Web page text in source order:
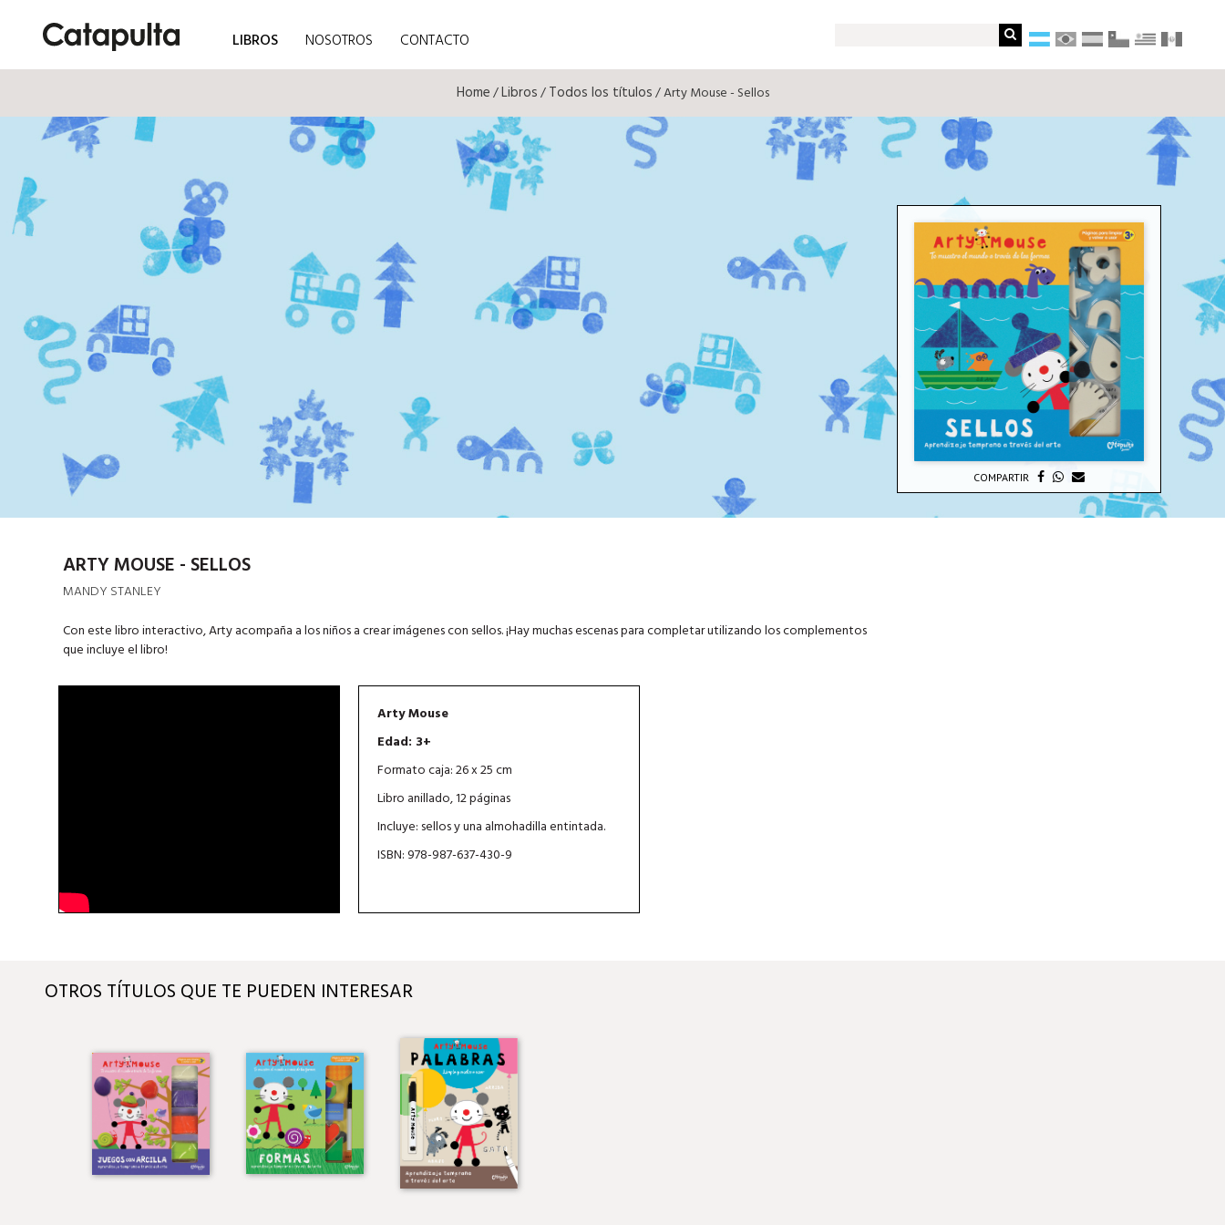
LIBROS NOSOTROS CONTACTO
Home/Libros/Todos los títulos/ Arty Mouse - Sellos
COMPARTIR
ARTY MOUSE - SELLOS
MANDY STANLEY
Con este libro interactivo, Arty acompaña a los niños a crear imágenes con sellos. ¡Hay muchas escenas para completar utilizando los complementos
que incluye el libro!
Arty Mouse
Edad: 3+
Formato caja: 26 x 25 cm
Libro anillado, 12 páginas
Incluye: sellos y una almohadilla entintada.
ISBN: 978-987-637-430-9
OTROS TÍTULOS QUE TE PUEDEN INTERESAR